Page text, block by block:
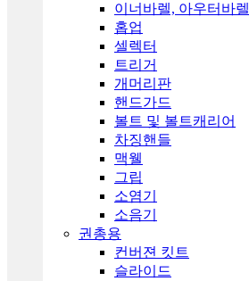
이너바렐, 아우터바렐
홉업
셀렉터
트리거
개머리판
핸드가드
볼트 및 볼트캐리어
차징핸들
맥웰
그립
소염기
소음기
권총용
컨버젼 킷트
슬라이드